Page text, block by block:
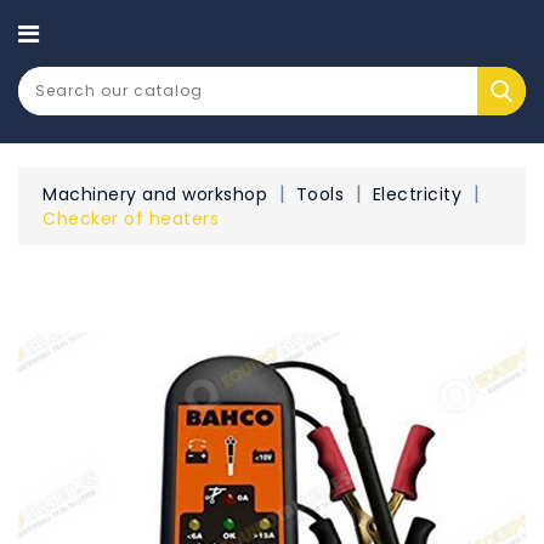
CATEGORY
Machinery and workshop Tools
Electricity
Checker of heaters